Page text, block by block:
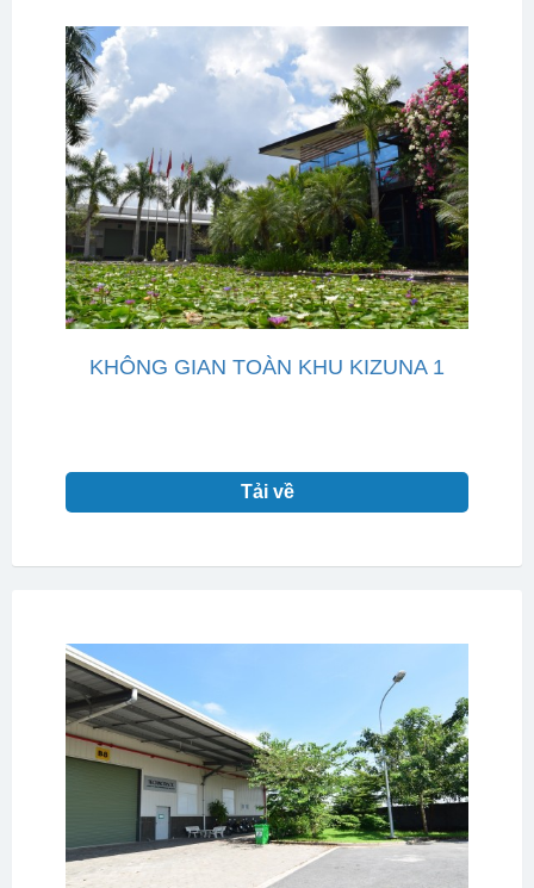
KHÔNG GIAN TOÀN KHU KIZUNA 1
Tải về